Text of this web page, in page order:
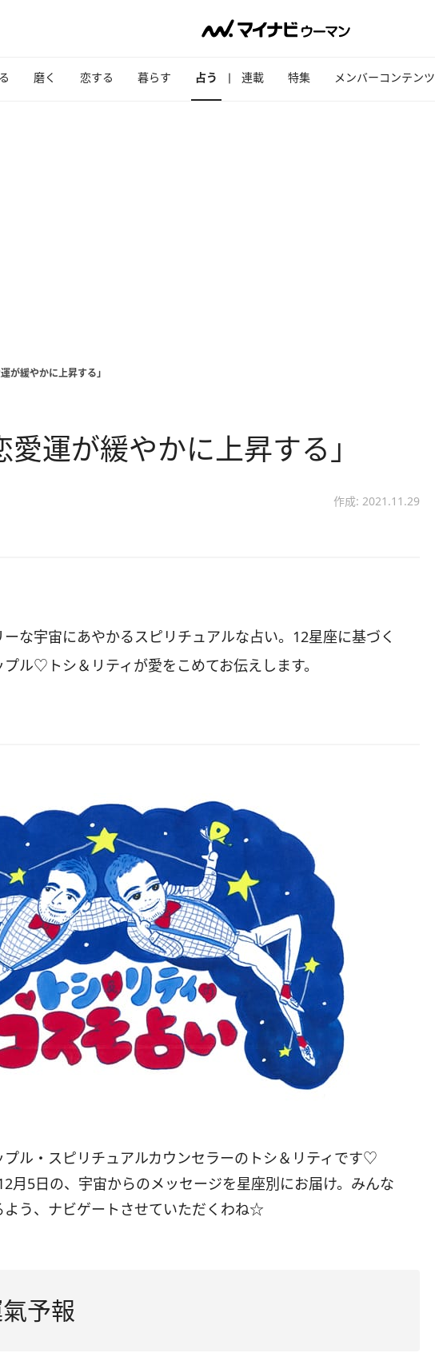
磨く 恋する 暮らす 占う 連載 特集 メンバーコンテンツ
が緩やかに上昇する」
運が緩やかに上昇する」
作成: 2021.11.29
な宇宙にあやかるスピリチュアルな占い。12星座に基づく
ル♡トシ＆リティが愛をこめてお伝えします。
ル・スピリチュアルカウンセラーのトシ＆リティです♡
月5日の、宇宙からのメッセージを星座別にお届け。みんな
よう、ナビゲートさせていただくわね☆
予報